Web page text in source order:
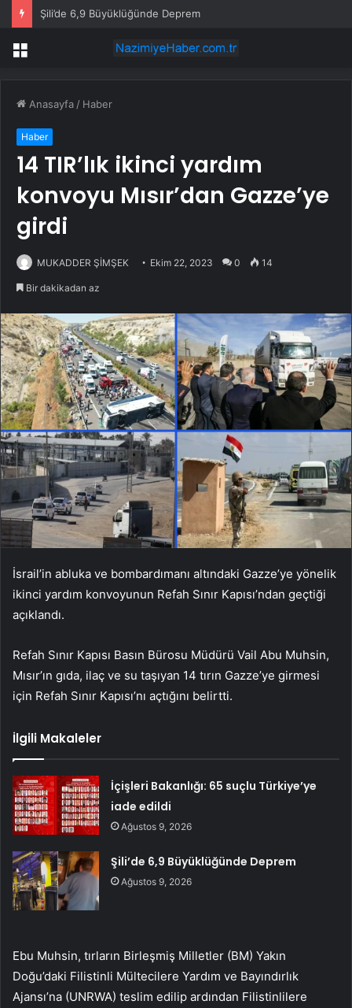
Şili’de 6,9 Büyüklüğünde Deprem
Menü
Anasayfa / Haber
Haber
14 TIR’lık ikinci yardım
konvoyu Mısır’dan Gazze’ye
girdi
MUKADDER ŞİMŞEK Ekim 22, 2023 0 14
Bir dakikadan az
İsrail’in abluka ve bombardımanı altındaki Gazze’ye yönelik
ikinci yardım konvoyunun Refah Sınır Kapısı’ndan geçtiği
açıklandı.
Refah Sınır Kapısı Basın Bürosu Müdürü Vail Abu Muhsin,
Mısır’ın gıda, ilaç ve su taşıyan 14 tırın Gazze’ye girmesi
için Refah Sınır Kapısı’nı açtığını belirtti.
İlgili Makaleler
İçişleri Bakanlığı: 65 suçlu Türkiye’ye
iade edildi
Ağustos 9, 2026
Şili’de 6,9 Büyüklüğünde Deprem
Ağustos 9, 2026
Ebu Muhsin, tırların Birleşmiş Milletler (BM) Yakın
Doğu’daki Filistinli Mültecilere Yardım ve Bayındırlık
Ajansı’na (UNRWA) teslim edilip ardından Filistinlilere